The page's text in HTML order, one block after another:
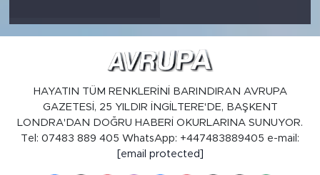
HAYATIN TÜM RENKLERİNİ BARINDIRAN AVRUPA
GAZETESİ, 25 YILDIR İNGİLTERE'DE, BAŞKENT
LONDRA'DAN DOĞRU HABERİ OKURLARINA SUNUYOR.
Tel: 07483 889 405 WhatsApp: +447483889405 e-mail:
[email protected]